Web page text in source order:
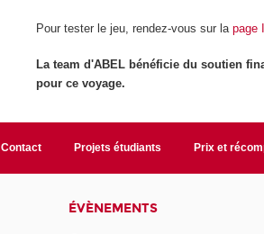
Pour tester le jeu, rendez-vous sur lapage
La team d'ABEL bénéficie du soutien
pour ce voyage.
Contact Projets étudiants Prix et
ÉVÈNEMENTS